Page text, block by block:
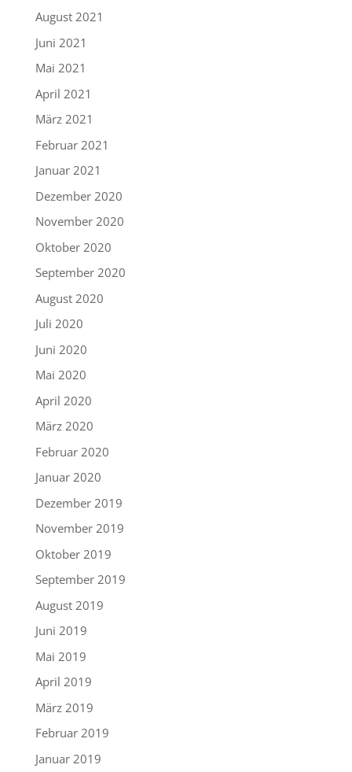
August 2021
Juni 2021
Mai 2021
April 2021
März 2021
Februar 2021
Januar 2021
Dezember 2020
November 2020
Oktober 2020
September 2020
August 2020
Juli 2020
Juni 2020
Mai 2020
April 2020
März 2020
Februar 2020
Januar 2020
Dezember 2019
November 2019
Oktober 2019
September 2019
August 2019
Juni 2019
Mai 2019
April 2019
März 2019
Februar 2019
Januar 2019